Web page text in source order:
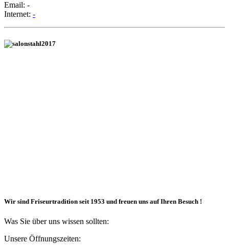
Email: -
Internet: -
Wir sind Friseurtradition seit 1953 und freuen uns auf Ihren Besuch !
Was Sie über uns wissen sollten:
Unsere Öffnungszeiten: